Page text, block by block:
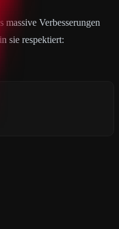
Verbesserungen
sie respektiert: